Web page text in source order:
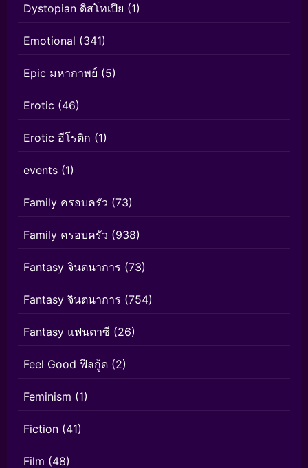
Dystopian ดิสโทเปีย (1)
Emotional (341)
Epic มหากาพย์ (5)
Erotic (46)
Erotic อีโรติก (1)
events (1)
Family ครอบครัว (73)
Family ครอบครัว (938)
Fantasy จินตนาการ (73)
Fantasy จินตนาการ (754)
Fantasy แฟนตาซี (26)
Feel Good ฟีลกู้ด (2)
Feminism (1)
Fiction (41)
Film (48)